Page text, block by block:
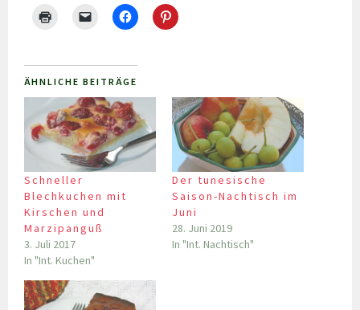
ÄHNLICHE BEITRÄGE
Schneller
Blechkuchen mit
Kirschen und
Marzipanguß
3. Juli 2017
In "Int. Kuchen"
Der tunesische
Saison-Nachtisch im
Juni
28. Juni 2019
In "Int. Nachtisch"